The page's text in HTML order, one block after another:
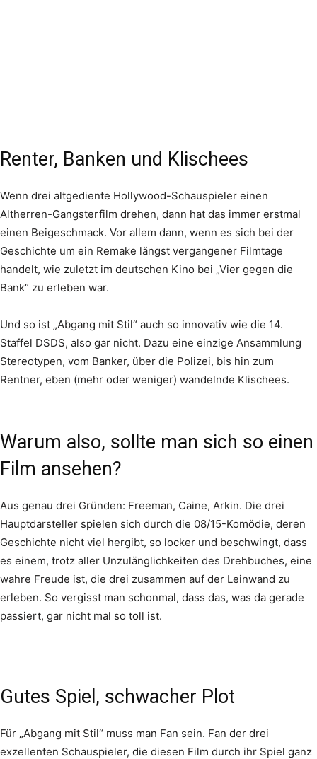
Renter, Banken und Klischees
Wenn drei altgediente Hollywood-Schauspieler einen
Altherren-Gangsterfilm drehen, dann hat das immer erstmal
einen Beigeschmack. Vor allem dann, wenn es sich bei der
Geschichte um ein Remake längst vergangener Filmtage
handelt, wie zuletzt im deutschen Kino bei „Vier gegen die
Bank“ zu erleben war.
Und so ist „Abgang mit Stil“ auch so innovativ wie die 14.
Staffel DSDS, also gar nicht. Dazu eine einzige Ansammlung
Stereotypen, vom Banker, über die Polizei, bis hin zum
Rentner, eben (mehr oder weniger) wandelnde Klischees.
Warum also, sollte man sich so einen
Film ansehen?
Aus genau drei Gründen: Freeman, Caine, Arkin. Die drei
Hauptdarsteller spielen sich durch die 08/15-Komödie, deren
Geschichte nicht viel hergibt, so locker und beschwingt, dass
es einem, trotz aller Unzulänglichkeiten des Drehbuches, eine
wahre Freude ist, die drei zusammen auf der Leinwand zu
erleben. So vergisst man schonmal, dass das, was da gerade
passiert, gar nicht mal so toll ist.
Gutes Spiel, schwacher Plot
Für „Abgang mit Stil“ muss man Fan sein. Fan der drei
exzellenten Schauspieler, die diesen Film durch ihr Spiel ganz